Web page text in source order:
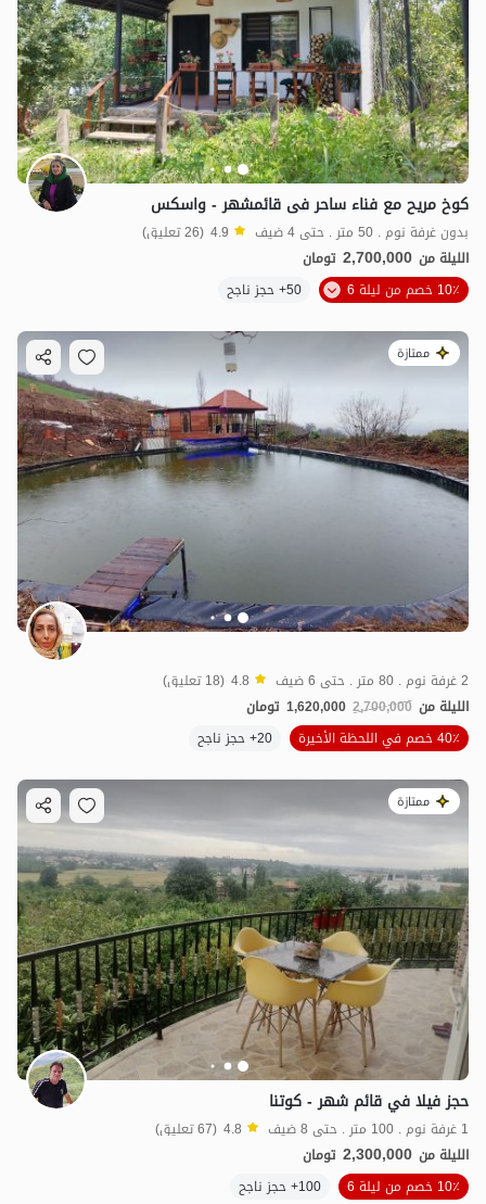
4.5مليون ت 4.6
کوخ مریح مع فناء ساحر فی قائمشهر - واسکس
بدون غرفة نوم . 50 متر . حتى 4 ضيف 4.9 (26 تعليق)
الليلة من 2,700,000 تومان
10٪ خصم من ليلة 6
50+ حجز ناجح
ممتازة
2 غرفة نوم . 80 متر . حتى 6 ضيف 4.8 (18 تعليق)
الليلة من 2,700,000
1,620,000 تومان
40٪ خصم في اللحظة الأخيرة
20+ حجز ناجح
ممتازة
حجز فيلا في قائم شهر - كوتنا
1 غرفة نوم . 100 متر . حتى 8 ضيف 4.8 (67 تعليق)
الليلة من 2,300,000 تومان
10٪ خصم من ليلة 6
100+ حجز ناجح